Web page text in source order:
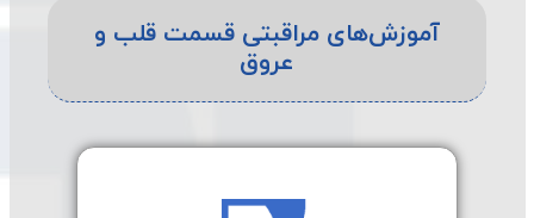
آموزش‌های مراقبتی قسمت قلب و
عروق